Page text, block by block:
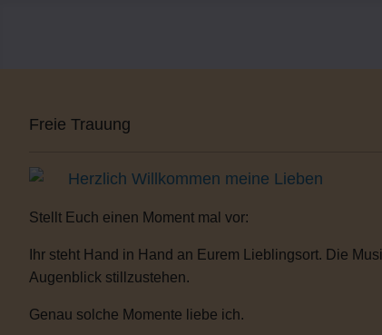
Freie Trauung
Herzlich Willkommen meine Lieben
Stellt Euch einen Moment mal vor:
Ihr steht Hand in Hand an Eurem Lieblingsort. Die
Augenblick stillzustehen.
Genau solche Momente liebe ich.